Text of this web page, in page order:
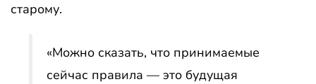
старому.
«Можно сказать, что принимаемые
сейчас правила — это будущая